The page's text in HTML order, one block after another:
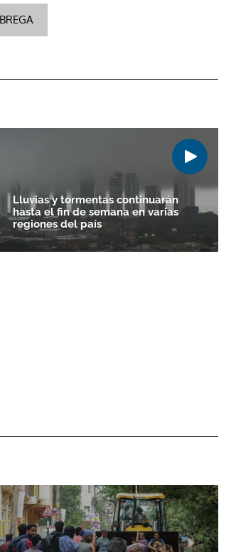
Lluvias y tormentas continuarán
hasta el fin de semana en varias
regiones del país